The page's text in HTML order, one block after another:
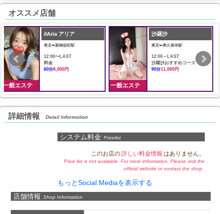
オススメ店舗
一般エステ
沙羅沙
東京➠東久留米駅
12:00～LAST
沙羅沙おすすめコース
90分11,000円
一般エステ
蝶々20！
東京➠飯田橋駅
12:00〜翌3:00
シャンプー、指圧、オイルマ
ッサージ、パウダーマッサー
詳細情報 Detail Information
システム料金 Pricelist
このお店の詳しい料金情報 はありません。
Price list is not available. For more information, Please visit the
official website or contact the shop.
もっとSocial Mediaを表示する
店舗情報 Shop Information